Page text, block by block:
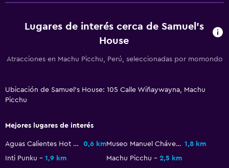
Lugares de interés cerca de Samuel's
House
Atracciones en Machu Picchu, Perú, seleccionadas por momondo
Ubicación de Samuel's House: 105 Calle Wiñaywayna, Machu
Picchu
Mejores lugares de interés
Aguas Calientes Hot Springs 0,6 km Museo Manuel Chávez Ballon 1,8 km
Inti Punku
1,9 km Machu Picchu
2,5 km